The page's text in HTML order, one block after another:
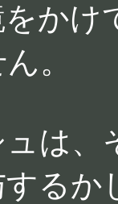
かけ
。
ュは、
するか